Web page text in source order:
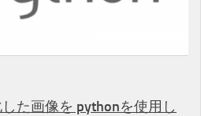
した画像を pythonを使用し